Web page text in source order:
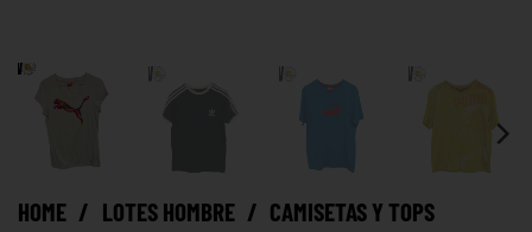
HOME / LOTES HOMBRE / CAMISETAS Y TOPS